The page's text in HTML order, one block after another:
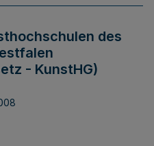
des
- KunstHG)